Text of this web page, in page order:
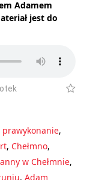
Adamem
jest do
prawykonanie,
, Chełmno,
w Chełmnie,
, Adam